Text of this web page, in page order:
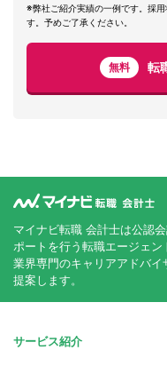
※弊社ご紹介実績の一例です。採
す。予めご了承ください。
無料 転
マイナビ転職 会計士は公認
ポートを行う転職エージェン
業界専門のキャリアアドバ
提案します。
サービス紹介